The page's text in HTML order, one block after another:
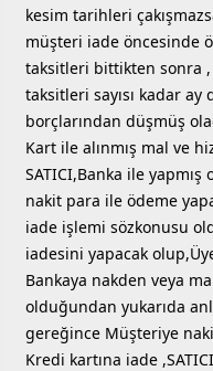
kesim tarihleri
müşteri iade öncesinde
taksitleri bittikten sonra
taksitleri sayısı kadar ay
borçlarından düşmüş
Kart ile alınmış mal ve
SATICI,Banka ile
nakit para ile ödeme
iade işlemi sözkonusu
iadesini yapacak
Bankaya nakden veya
olduğundan yukarıda
gereğince Müşteriye
Kredi kartına iade